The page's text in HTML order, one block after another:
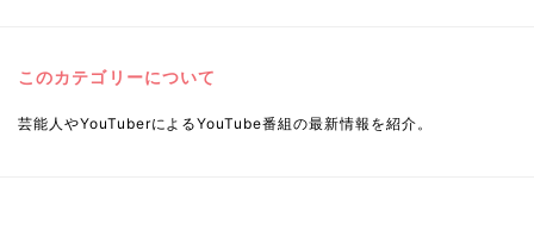
このカテゴリーについて
芸能人やYouTuberによるYouTube番組の最新情報を紹介。